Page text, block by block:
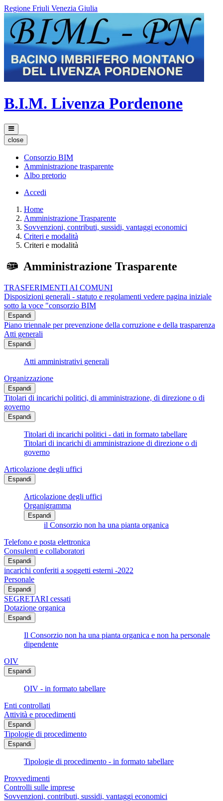
Regione Friuli Venezia Giulia
B.I.M. Livenza Pordenone
close
Consorzio BIM
Amministrazione trasparente
Albo pretorio
Accedi
Home
Amministrazione Trasparente
Sovvenzioni, contributi, sussidi, vantaggi economici
Criteri e modalità
Criteri e modalità
Amministrazione Trasparente
TRASFERIMENTI AI COMUNI
Disposizioni generali - statuto e regolamenti vedere pagina iniziale
sotto la voce "consorzio BIM
Espandi
Piano triennale per prevenzione della corruzione e della trasparenza
Atti generali
Espandi
Atti amministrativi generali
Organizzazione
Espandi
Titolari di incarichi politici, di amministrazione, di direzione o di
governo
Espandi
Titolari di incarichi politici - dati in formato tabellare
Titolari di incarichi di amministrazione di direzione o di
governo
Articolazione degli uffici
Espandi
Articolazione degli uffici
Organigramma
Espandi
il Consorzio non ha una pianta organica
Telefono e posta elettronica
Consulenti e collaboratori
Espandi
incarichi conferiti a soggetti esterni -2022
Personale
Espandi
SEGRETARI cessati
Dotazione organica
Espandi
Il Consorzio non ha una pianta organica e non ha personale
dipendente
OIV
Espandi
OIV - in formato tabellare
Enti controllati
Attività e procedimenti
Espandi
Tipologie di procedimento
Espandi
Tipologie di procedimento - in formato tabellare
Provvedimenti
Controlli sulle imprese
Sovvenzioni, contributi, sussidi, vantaggi economici